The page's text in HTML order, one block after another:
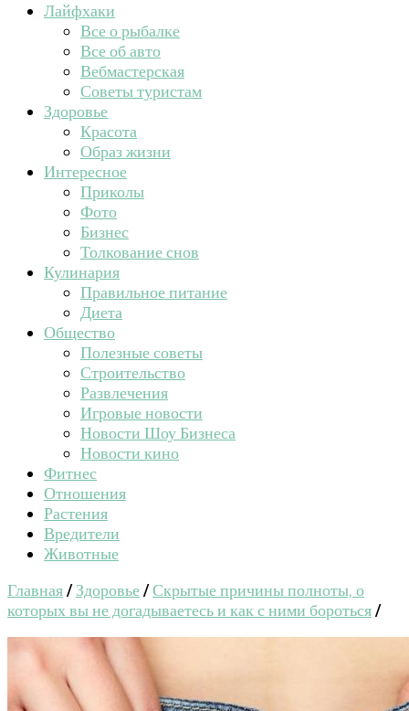
Лайфхаки
Все о рыбалке
Все об авто
Вебмастерская
Советы туристам
Здоровье
Красота
Образ жизни
Интересное
Приколы
Фото
Бизнес
Толкование снов
Кулинария
Правильное питание
Диета
Общество
Полезные советы
Строительство
Развлечения
Игровые новости
Новости Шоу Бизнеса
Новости кино
Фитнес
Отношения
Растения
Вредители
Животные
Главная/ Здоровье/Скрытые причины полноты, о
которых вы не догадываетесь и как с ними бороться/